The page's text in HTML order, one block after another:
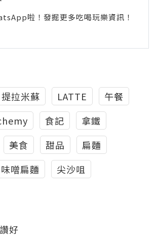
啦！發掘更多吃喝玩樂資訊！
提拉米蘇 LATTE
午餐
食記
拿鐵
美食 甜品
扁麵
噌扁麵 尖沙咀
好